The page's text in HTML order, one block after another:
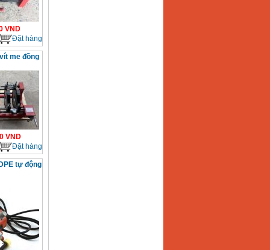
VND
Đặt hàng
me đồng
VND
Đặt hàng
tự động